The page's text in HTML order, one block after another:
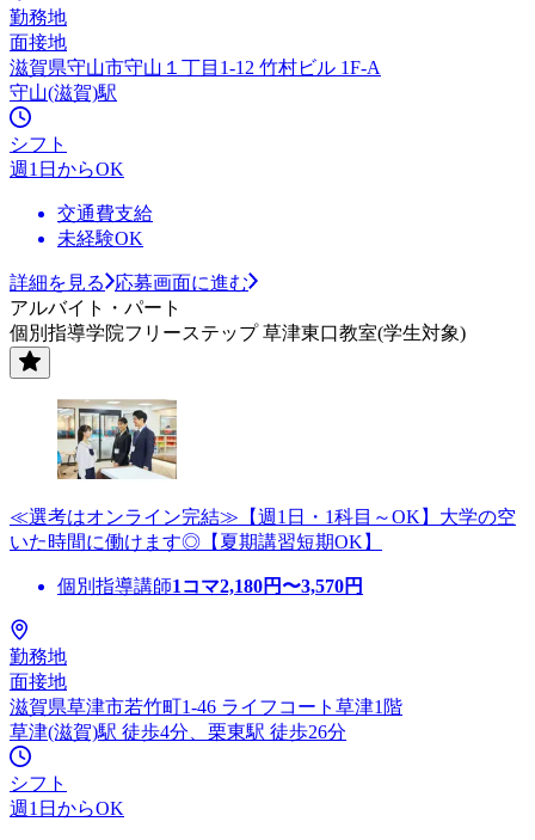
勤務地
面接地
滋賀県守山市守山１丁目1-12 竹村ビル 1F-A
守山(滋賀)駅
シフト
週1日からOK
交通費支給
未経験OK
詳細を見る
応募画面に進む
アルバイト・パート
個別指導学院フリーステップ 草津東口教室(学生対象)
≪選考はオンライン完結≫【週1日・1科目～OK】大学の空
いた時間に働けます◎【夏期講習短期OK】
個別指導講師1コマ2,180円〜3,570円
勤務地
面接地
滋賀県草津市若竹町1-46 ライフコート草津1階
草津(滋賀)駅 徒歩4分、栗東駅 徒歩26分
シフト
週1日からOK